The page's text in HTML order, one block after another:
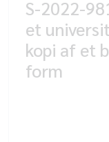
S-2022-
et
kopi af et
form